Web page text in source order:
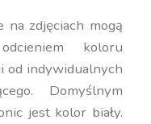
na zdjęciach mogą
koloru
od indywidualnych
Domyślnym
jest kolor biały.